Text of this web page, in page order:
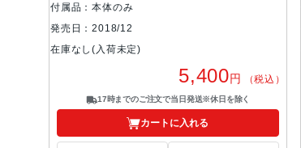
付属品：本体のみ
発売日：2018/12
在庫なし(入荷未定)
5,400円 （税込）
17時までのご注文で当日発送※休日を除く
カートに入れる